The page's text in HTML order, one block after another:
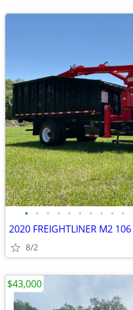
• • • • • • • • • •
2020 FREIGHTLINER M2
8/2
$43,000